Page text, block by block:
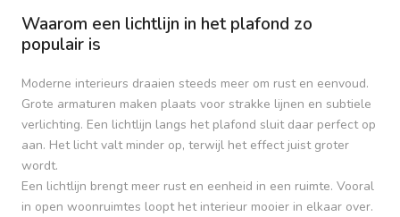
Waarom een lichtlijn in het plafond zo
populair is
Moderne interieurs draaien steeds meer om rust en eenvoud.
Grote armaturen maken plaats voor strakke lijnen en subtiele
verlichting. Een lichtlijn langs het plafond sluit daar perfect op
aan. Het licht valt minder op, terwijl het effect juist groter
wordt.
Een lichtlijn brengt meer rust en eenheid in een ruimte. Vooral
in open woonruimtes loopt het interieur mooier in elkaar over.